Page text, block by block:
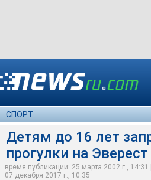
СПОРТ
Детям до 16 лет
прогулки на Эверест
время публикации: 25 марта 2002 г.,
07 декабря 2017 г., 10:35